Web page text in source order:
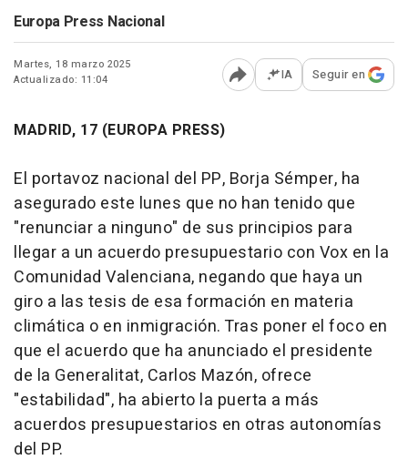
Europa Press Nacional
Martes, 18 marzo 2025
Actualizado: 11:04
Abrir opciones para
IA Seguir en
MADRID, 17 (EUROPA PRESS)
El portavoz nacional del PP, Borja Sémper, ha
asegurado este lunes que no han tenido que
"renunciar a ninguno" de sus principios para
llegar a un acuerdo presupuestario con Vox en la
Comunidad Valenciana, negando que haya un
giro a las tesis de esa formación en materia
climática o en inmigración. Tras poner el foco en
que el acuerdo que ha anunciado el presidente
de la Generalitat, Carlos Mazón, ofrece
"estabilidad", ha abierto la puerta a más
acuerdos presupuestarios en otras autonomías
del PP.